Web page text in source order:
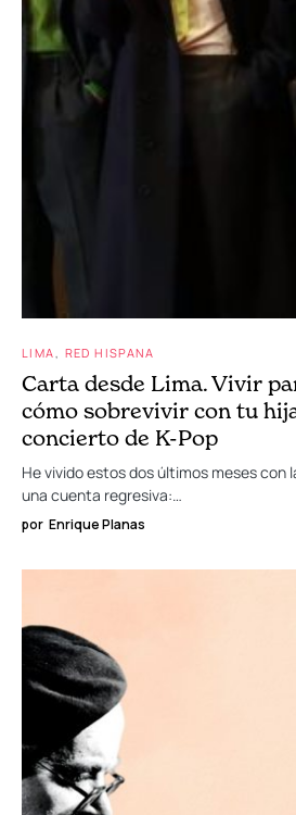
LIMA RED HISPANA
Carta desde Lima. Vivir
cómo sobrevivir con tu
concierto de K-Pop
He vivido estos dos últimos meses
una cuenta regresiva:…
por Enrique Planas